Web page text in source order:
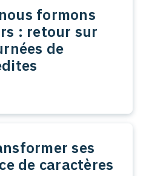
formons
: retour sur
de
ses
de caractères